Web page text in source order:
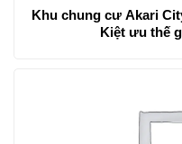
Khu chung cư Akari
Kiệt ưu thế